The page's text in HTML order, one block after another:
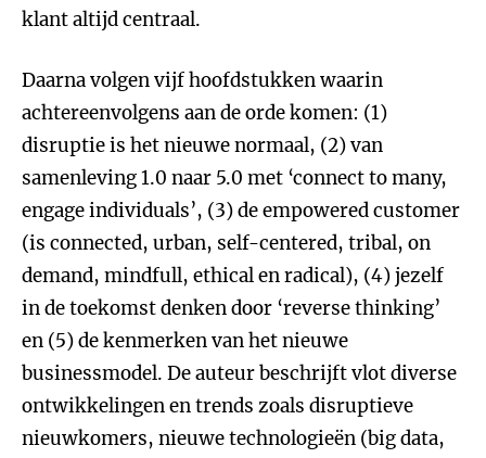
klant altijd centraal.
Daarna volgen vijf hoofdstukken waarin
achtereenvolgens aan de orde komen: (1)
disruptie is het nieuwe normaal, (2) van
samenleving 1.0 naar 5.0 met ‘connect to many,
engage individuals’, (3) de empowered customer
(is connected, urban, self-centered, tribal, on
demand, mindfull, ethical en radical), (4) jezelf
in de toekomst denken door ‘reverse thinking’
en (5) de kenmerken van het nieuwe
businessmodel. De auteur beschrijft vlot diverse
ontwikkelingen en trends zoals disruptieve
nieuwkomers, nieuwe technologieën (big data,